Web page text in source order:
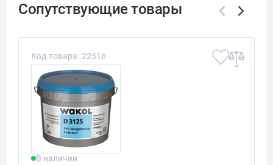
Код товара: 22516
В наличии